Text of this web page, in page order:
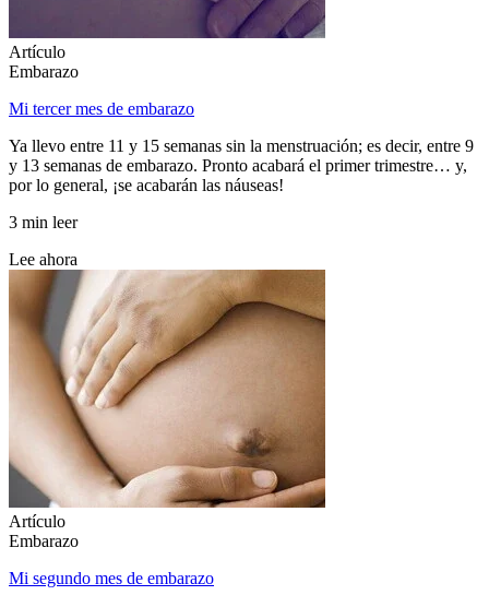
Artículo
Embarazo
Mi tercer mes de embarazo
Ya llevo entre 11 y 15 semanas sin la menstruación; es decir, entre 9
y 13 semanas de embarazo. Pronto acabará el primer trimestre… y,
por lo general, ¡se acabarán las náuseas!
3 min leer
Lee ahora
Artículo
Embarazo
Mi segundo mes de embarazo